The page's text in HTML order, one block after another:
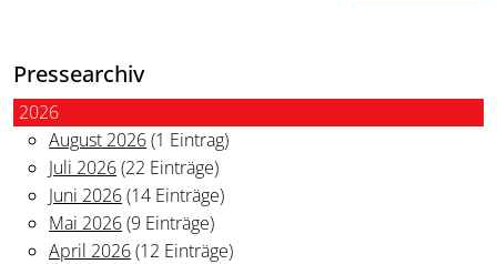
Pressearchiv
2026
August 2026(1 Eintrag)
Juli 2026(22 Einträge)
Juni 2026(14 Einträge)
Mai 2026(9 Einträge)
April 2026(12 Einträge)